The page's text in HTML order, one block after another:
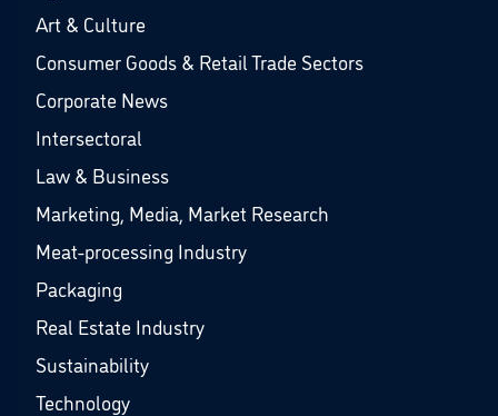
Art & Culture
Consumer Goods & Retail Trade Sectors
Corporate News
Intersectoral
Law & Business
Marketing, Media, Market Research
Meat-processing Industry
Packaging
Real Estate Industry
Sustainability
Technology